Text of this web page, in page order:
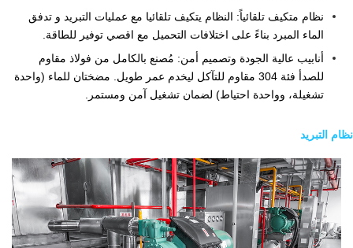
نظام متكيف تلقائياً: النظام يتكيف تلقائيا مع عمليات التبريد و تدفق
الماء المبرد بناءً على اختلافات التحميل مع اقصي توفير للطاقة.
أنابيب عالية الجودة وتصميم أمن: مُصنع بالكامل من فولاذ مقاوم
للصدأ فئة 304 مقاوم للتآكل ليخدم عمر طويل. مضختان للماء (واحدة
تشغيلة، وواحدة احتياط) لضمان تشغيل آمن ومستمر.
نظام التبريد